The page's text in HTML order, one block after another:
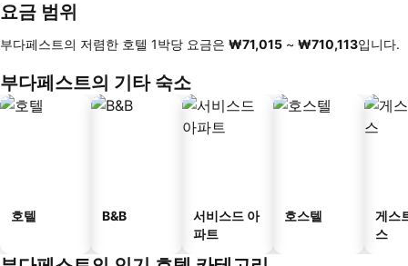
요금 범위
부다페스트의 저렴한 호텔 1박당 요금은 ‎₩71,015 ~ ‎₩710,113입니다.
부다페스트의 기타 숙소
호텔 B&B
서비스드 아
파트
호스텔
게스
스